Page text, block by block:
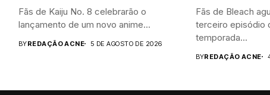
Fãs de Kaiju No. 8 celebrarão o
lançamento de um novo anime...
BYREDAÇÃO ACNE 5 DE AGOSTO DE 2026
Fãs de Bleach
terceiro episódio
temporada...
BYREDAÇÃO ACNE